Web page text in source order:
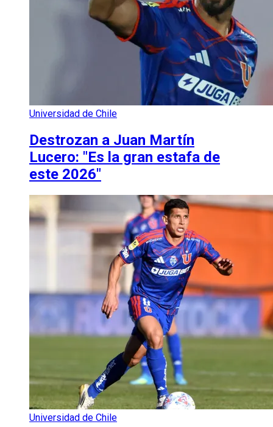
Universidad de Chile
Destrozan a Juan Martín
Lucero: "Es la gran estafa de
este 2026"
Universidad de Chile